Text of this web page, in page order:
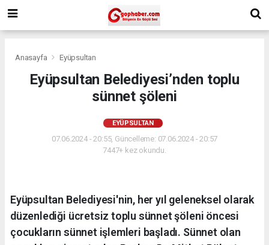
Anasayfa Eyüpsultan
Eyüpsultan Belediyesi’nden toplu
sünnet şöleni
EYÜPSULTAN
07.06.2024 - 20:55, Güncelleme: 07.06.2024 - 20:57
7447+ kez okundu.
Eyüpsultan Belediyesi'nin, her yıl geleneksel olarak
düzenlediği ücretsiz toplu sünnet şöleni öncesi
çocukların sünnet işlemleri başladı. Sünnet olan